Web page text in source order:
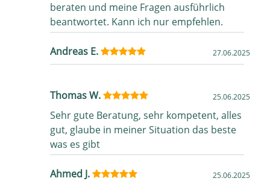
beraten und meine Fragen ausführlich
beantwortet. Kann ich nur empfehlen.
Andreas E. 27.06.2025
Thomas W. 25.06.2025
Sehr gute Beratung, sehr kompetent, alles
gut, glaube in meiner Situation das beste
was es gibt
Ahmed J. 25.06.2025